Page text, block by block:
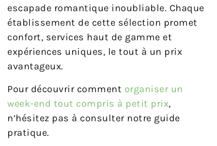
escapade romantique inoubliable. Chaque
établissement de cette sélection promet
confort, services haut de gamme et
expériences uniques, le tout à un prix
avantageux.
Pour découvrir comment organiser un
week-end tout compris à petit prix,
n’hésitez pas à consulter notre guide
pratique.